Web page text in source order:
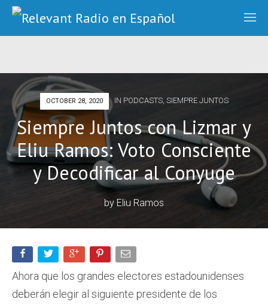
OCTOBER 28, 2020 IN PODCASTS, SIEMPRE JUNTOS
Siempre Juntos con Lizmar y
Eliu Ramos: Voto Consciente
y Decodificar al Conyuge
by Eliu Ramos
Ahora que los grandes electores estadounidenses
deberán elegir al siguiente presidente de los